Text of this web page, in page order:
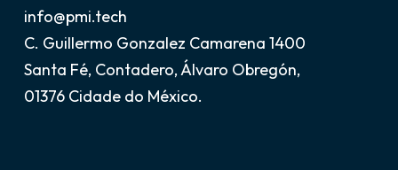
info@pmi.tech
C. Guillermo Gonzalez Camarena 1400
Santa Fé, Contadero, Álvaro Obregón,
01376 Cidade do México.